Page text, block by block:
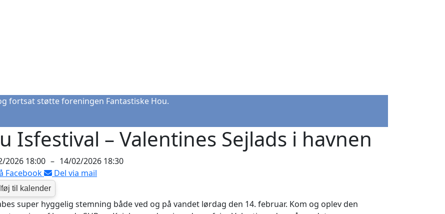
fortsat støtte foreningen Fantastiske Hou.
Isfestival – Valentines Sejlads i havnen
2026 18:00 – 14/02/2026 18:30
Facebook
Del via mail
super hyggelig stemning både ved og på vandet lørdag den 14. februar. Kom og oplev den